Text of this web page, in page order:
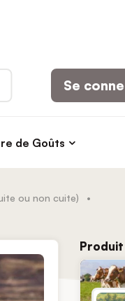
de Goûts
Se
ou non cuite) •